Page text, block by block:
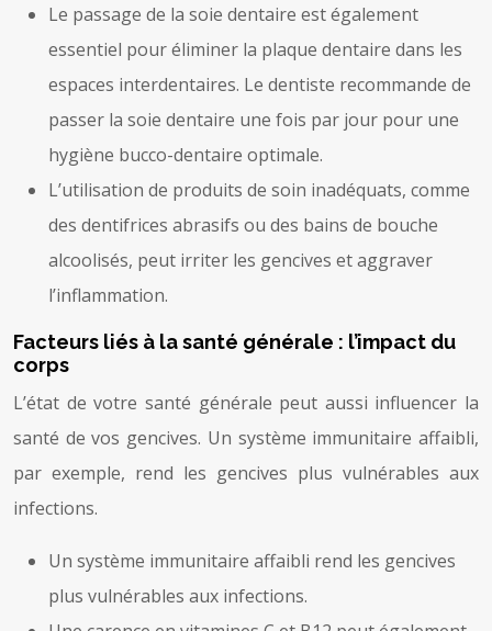
Le passage de la soie dentaire est également
essentiel pour éliminer la plaque dentaire dans les
espaces interdentaires. Le dentiste recommande de
passer la soie dentaire une fois par jour pour une
hygiène bucco-dentaire optimale.
L’utilisation de produits de soin inadéquats, comme
des dentifrices abrasifs ou des bains de bouche
alcoolisés, peut irriter les gencives et aggraver
l’inflammation.
Facteurs liés à la santé générale : l’impact du
corps
L’état de votre santé générale peut aussi influencer la
santé de vos gencives. Un système immunitaire affaibli,
par exemple, rend les gencives plus vulnérables aux
infections.
Un système immunitaire affaibli rend les gencives
plus vulnérables aux infections.